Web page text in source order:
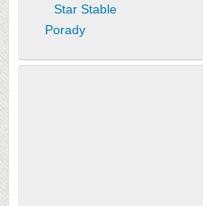
Star Stable
Porady